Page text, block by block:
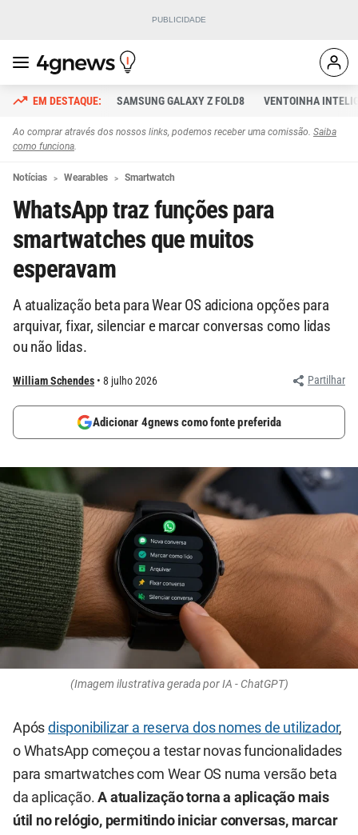
SAMSUNG GALAXY Z FOLD8 VENTOINHA
Ao comprar através dos nossos links, podemos receber uma comissão. Saiba
como funciona.
Notícias Wearables Smartwatch
WhatsApp traz funções para
smartwatches que muitos
esperavam
A atualização beta para Wear OS adiciona opções para
arquivar, fixar, silenciar e marcar conversas como lidas
ou não lidas.
William Schendes 8 julho 2026 Partilhar
Adicionar 4gnews como fonte preferida
(Imagem ilustrativa gerada por IA - ChatGPT)
Após disponibilizar a reserva dos nomes de utilizador,
o WhatsApp começou a testar novas funcionalidades
para smartwatches com Wear OS numa versão beta
da aplicação.A atualização torna a aplicação mais
útil no relógio, permitindo iniciar conversas, marcar